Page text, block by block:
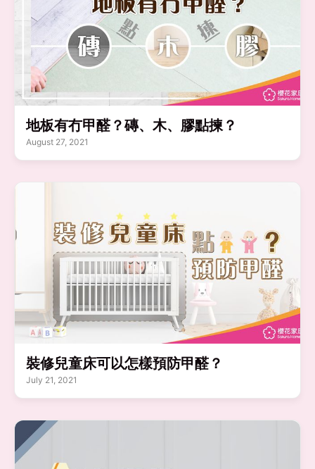
地板有冇甲醛？磚、木、膠點揀？
August 27, 2021
裝修兒童床可以怎樣預防甲醛？
July 21, 2021